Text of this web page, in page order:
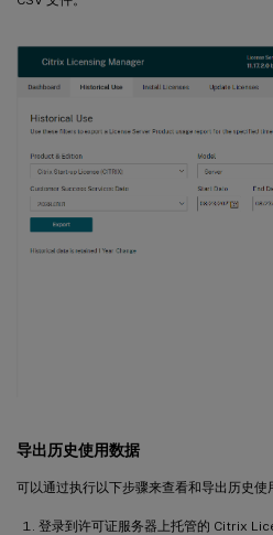
导出历史使用数据
可以通过执行以下步骤来查看和导出历史使
登录到许可证服务器上托管的 Citrix